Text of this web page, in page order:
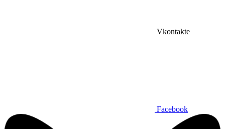
Vkontakte
Facebook